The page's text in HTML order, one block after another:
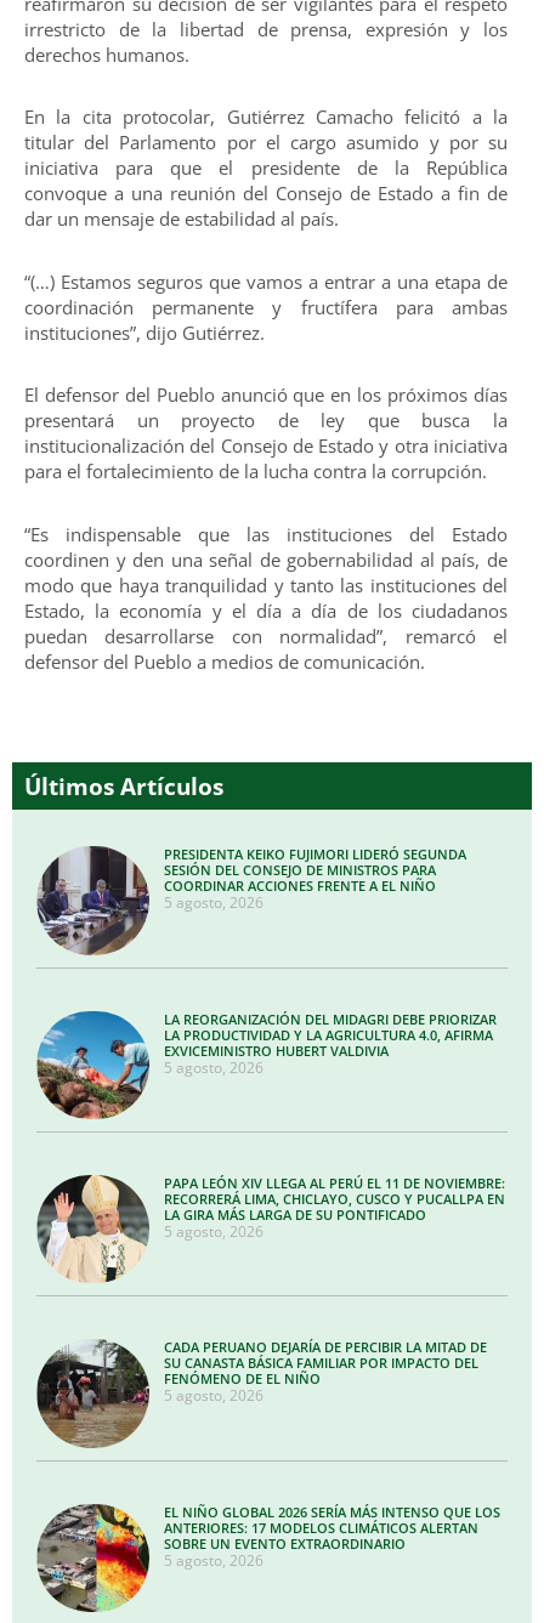
irrestricto de la libertad de prensa, expresión y los
derechos humanos.
En la cita protocolar, Gutiérrez Camacho felicitó a la
titular del Parlamento por el cargo asumido y por su
iniciativa para que el presidente de la República
convoque a una reunión del Consejo de Estado a fin de
dar un mensaje de estabilidad al país.
“(…) Estamos seguros que vamos a entrar a una etapa de
coordinación permanente y fructífera para ambas
instituciones”, dijo Gutiérrez.
El defensor del Pueblo anunció que en los próximos días
presentará un proyecto de ley que busca la
institucionalización del Consejo de Estado y otra iniciativa
para el fortalecimiento de la lucha contra la corrupción.
“Es indispensable que las instituciones del Estado
coordinen y den una señal de gobernabilidad al país, de
modo que haya tranquilidad y tanto las instituciones del
Estado, la economía y el día a día de los ciudadanos
puedan desarrollarse con normalidad”, remarcó el
defensor del Pueblo a medios de comunicación.
Últimos Artículos
PRESIDENTA KEIKO FUJIMORI LIDERÓ SEGUNDA
SESIÓN DEL CONSEJO DE MINISTROS PARA
COORDINAR ACCIONES FRENTE A EL NIÑO
5 agosto, 2026
LA REORGANIZACIÓN DEL MIDAGRI DEBE PRIORIZAR
LA PRODUCTIVIDAD Y LA AGRICULTURA 4.0, AFIRMA
EXVICEMINISTRO HUBERT VALDIVIA
5 agosto, 2026
PAPA LEÓN XIV LLEGA AL PERÚ EL 11 DE NOVIEMBRE:
RECORRERÁ LIMA, CHICLAYO, CUSCO Y PUCALLPA EN
LA GIRA MÁS LARGA DE SU PONTIFICADO
5 agosto, 2026
CADA PERUANO DEJARÍA DE PERCIBIR LA MITAD DE
SU CANASTA BÁSICA FAMILIAR POR IMPACTO DEL
FENÓMENO DE EL NIÑO
5 agosto, 2026
EL NIÑO GLOBAL 2026 SERÍA MÁS INTENSO QUE LOS
ANTERIORES: 17 MODELOS CLIMÁTICOS ALERTAN
SOBRE UN EVENTO EXTRAORDINARIO
5 agosto, 2026